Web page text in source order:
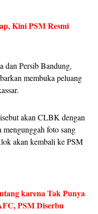
Kini PSM Resmi
dan Persib Bandung,
membuka peluang
akan CLBK dengan
foto sang
akan kembali ke PSM
karena Tak Punya
PSM Diserbu